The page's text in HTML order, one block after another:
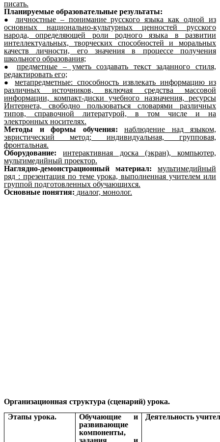
писать.
Планируемые образовательные результаты:
личностные – понимание русского языка как одной из
основных национально-культурных ценностей русского
народа, определяющей роли родного языка в развитии
интеллектуальных, творческих способностей и моральных
качеств личности, его значения в процессе получения
школьного образования;
предметные – уметь создавать текст заданного стиля,
редактировать его;
метапредметные: способность извлекать информацию из
различных источников, включая средства массовой
информации, компакт-диски учебного назначения, ресурсы
Интернета, свободно пользоваться словарями различных
типов, справочной литературой, в том числе и на
электронных носителях.
Методы и формы обучения: наблюдение над языком,
эвристический метод; индивидуальная, групповая,
фронтальная.
Оборудование:интерактивная доска (экран), компьютер,
мультимедийный проектор.
Наглядно-демонстрационный материал: мультимедийный
ряд : презентация по теме урока, выполненная учителем или
группой подготовленных обучающихся.
Основные понятия: диалог, монолог.
Организационная структура (сценарий) урока.
Этапы урока.
Обучающие и
развивающие
компоненты,
Деятельность